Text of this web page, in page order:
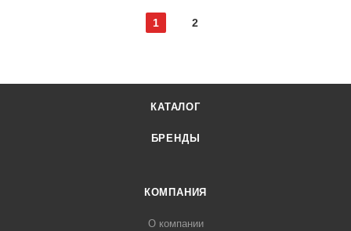
1 2
КАТАЛОГ
БРЕНДЫ
КОМПАНИЯ
О компании